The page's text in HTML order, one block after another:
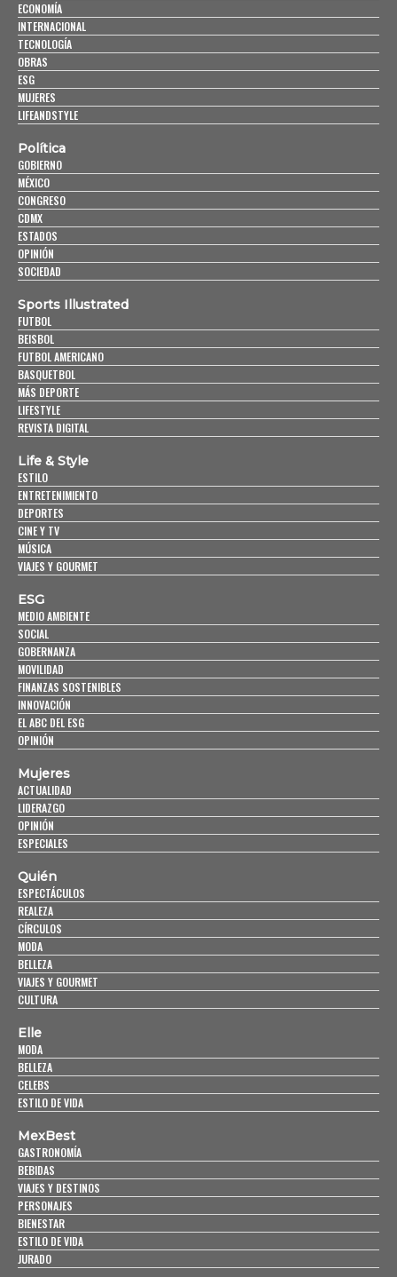
ECONOMÍA
INTERNACIONAL
TECNOLOGÍA
OBRAS
ESG
MUJERES
LIFEANDSTYLE
Política
GOBIERNO
MÉXICO
CONGRESO
CDMX
ESTADOS
OPINIÓN
SOCIEDAD
Sports Illustrated
FUTBOL
BEISBOL
FUTBOL AMERICANO
BASQUETBOL
MÁS DEPORTE
LIFESTYLE
REVISTA DIGITAL
Life & Style
ESTILO
ENTRETENIMIENTO
DEPORTES
CINE Y TV
MÚSICA
VIAJES Y GOURMET
ESG
MEDIO AMBIENTE
SOCIAL
GOBERNANZA
MOVILIDAD
FINANZAS SOSTENIBLES
INNOVACIÓN
EL ABC DEL ESG
OPINIÓN
Mujeres
ACTUALIDAD
LIDERAZGO
OPINIÓN
ESPECIALES
Quién
ESPECTÁCULOS
REALEZA
CÍRCULOS
MODA
BELLEZA
VIAJES Y GOURMET
CULTURA
Elle
MODA
BELLEZA
CELEBS
ESTILO DE VIDA
MexBest
GASTRONOMÍA
BEBIDAS
VIAJES Y DESTINOS
PERSONAJES
BIENESTAR
ESTILO DE VIDA
JURADO